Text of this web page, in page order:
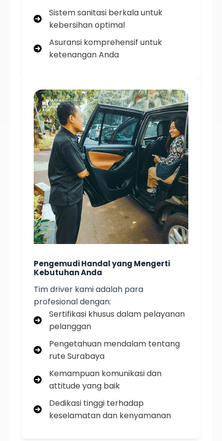
Sistem sanitasi berkala untuk
kebersihan optimal
Asuransi komprehensif untuk
ketenangan Anda
Pengemudi Handal yang Mengerti
Kebutuhan Anda
Tim driver kami adalah para
profesional dengan:
Sertifikasi khusus dalam pelayanan
pelanggan
Pengetahuan mendalam tentang
rute Surabaya
Kemampuan komunikasi dan
attitude yang baik
Dedikasi tinggi terhadap
keselamatan dan kenyamanan